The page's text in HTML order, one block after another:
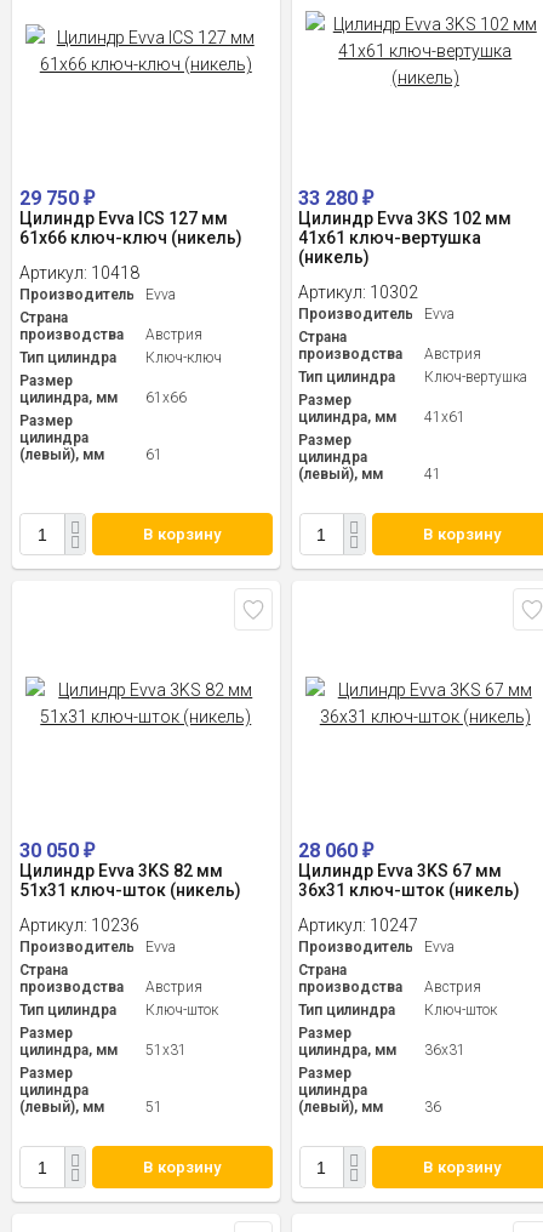
29 750 ₽
Цилиндр Evva ICS 127 мм
61x66 ключ-ключ (никель)
Артикул: 10418
Производитель
Evva
Страна
производства
Австрия
Тип цилиндра
Ключ-ключ
Размер
цилиндра, мм
61x66
Размер
цилиндра
(левый), мм
61
В корзину
33 280₽
Цилиндр Evva 3KS 102 мм
41x61 ключ-вертушка
(никель)
Артикул: 10302
Производитель
Evva
Страна
производства
Австрия
Тип цилиндра
Ключ-вертушка
Размер
цилиндра, мм
41x61
Размер
цилиндра
(левый), мм
41
В корзину
30 050 ₽
Цилиндр Evva 3KS 82 мм
51x31 ключ-шток (никель)
Артикул: 10236
Производитель
Evva
Страна
производства
Австрия
Тип цилиндра
Ключ-шток
Размер
цилиндра, мм
51x31
Размер
цилиндра
(левый), мм
51
В корзину
28 060₽
Цилиндр Evva 3KS 67 мм
36x31 ключ-шток (никель)
Артикул: 10247
Производитель
Evva
Страна
производства
Австрия
Тип цилиндра
Ключ-шток
Размер
цилиндра, мм
36x31
Размер
цилиндра
(левый), мм
36
В корзину